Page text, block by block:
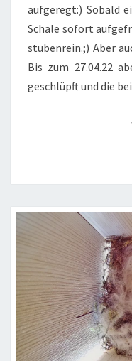
aufgeregt:) Sobald
Schale sofort
stubenrein.;) Aber
Bis zum 27.04.22
geschlüpft und die